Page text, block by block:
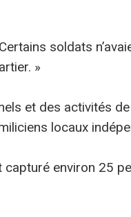
soldats
»
et des activités
locaux
environ 25